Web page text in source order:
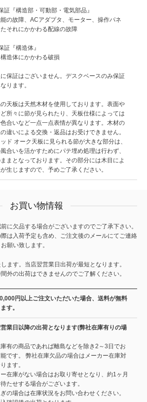
証『構造部・可動部・電気部品』
の故障、ACアダプタ、モーター、操作パネ
それにかかわる配線の故障
証『構造体』
造体にかかわる破損
保証はございません。デスクベースのみ保証
ります。
天板は天然木材を使用しております。表面や
所々に節が見られたり、天板仕様によっては
合いなど一点一点表情が異なります。木材の
違いによる交換・返品はお受けできません。
ド オーク天板に見られる節が大きな部分は、
合いを活かすためにパテ埋め処理は行わず、
まとなっております。その部分には木目によ
生じますので、予めご了承ください。
お買い物情報
に欠品する場合がございますのでご了承下さい。
は入荷予定も含め、ご注文後のメールにてご連絡
願い致します。
ます。当店翌営業日出荷が最短となります。
外の出荷はできませんのでご了解ください。
円以上ご注文いただいた場合、送料が無料
す。
業日以降の出荷となります(弊社在庫有りの場
有の商品であれば離島などを除き2～3日でお
です。 弊社在庫欠品の場合はメーカー在庫対
ます。
在庫がない場合はお取り寄せとなり、約1ヶ月
たせする場合がございます。
の場合は在庫状況をお問い合わせください。